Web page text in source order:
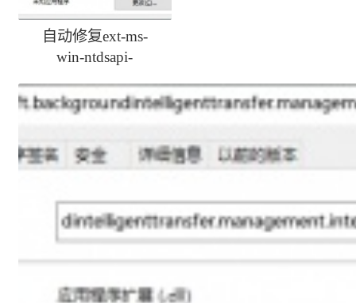
自动修复ext-ms-
win-ntdsapi-
l1-1-0.dll丢失方法